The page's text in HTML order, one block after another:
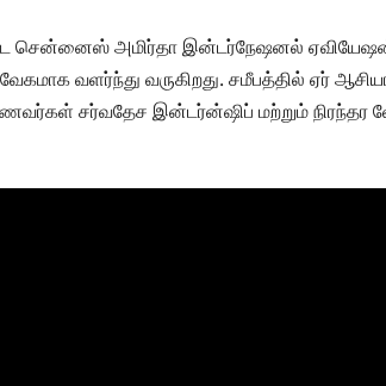
சென்னைஸ் அமிர்தா இன்டர்நேஷனல்
வளர்ந்து வருகிறது. சமீபத்தில் ஏர்
சர்வதேச இன்டர்ன்ஷிப் மற்றும் நிரந்தர